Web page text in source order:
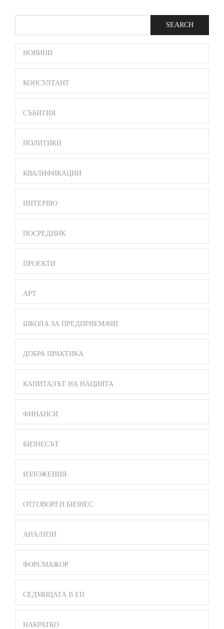
SIDE
BAR
MENU
НОВИНИ
КОНСУЛТАНТ
СЪБИТИЯ
ПОЛИТИКИ
КВАЛИФИКАЦИИ
ИНТЕРВЮ
ПОСРЕДНИК
ПРОЕКТИ
АРТ
ШКОЛА ЗА ПРЕДПРИЕМАЧИ
ДОБРА ПРАКТИКА
КАПИТАЛЪТ НА НАЦИЯТА
ФИНАНСИ
БИЗНЕСЪТ
ИЗЛОЖЕНИЯ
ОТГОВОРЕН БИЗНЕС
АНАЛИЗИ
ФОРСМАЖОР
СЕДМИЦАТА В ЕП
НАКРАТКО